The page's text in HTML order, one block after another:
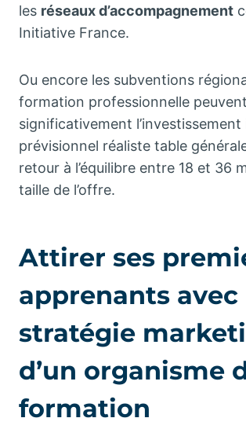
les réseaux d’accompagnement
Initiative France.
Ou encore les subventions
formation professionnelle
significativement l’investissement
prévisionnel réaliste table
retour à l’équilibre entre 18 et 36
taille de l’offre.
Attirer ses
apprenants avec
stratégie
d’un organisme
formation